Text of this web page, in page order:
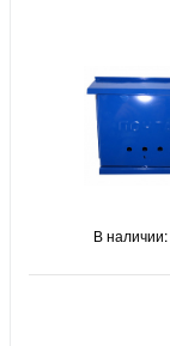
В наличии: